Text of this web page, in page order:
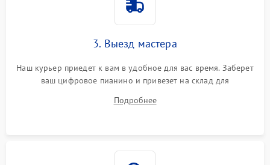
3. Выезд мастера
Наш курьер приедет к вам в удобное для вас время. Заберет
ваш цифровое пианино и привезет на склад для
Подробнее